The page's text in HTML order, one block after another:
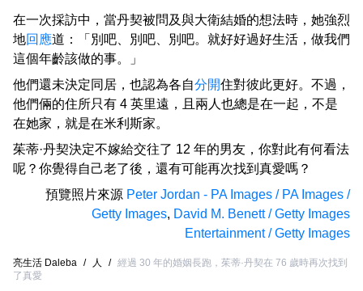
在一次採訪中，當丹契被問及與大衛結婚的想法時，她強烈
地回應道：「別吧、別吧、別吧。就好好過好生活，做我們
這個年齡該做的事。」
他們還未決定同居，也認為各自分開住對彼此更好。不過，
他們倆的住所只有 4 英里遠，且兩人也總是在一起，不是
在她家，就是在米利斯家。
茱蒂·丹契決定不嫁給交往了 12 年的男友，你對此有何看法
呢？你覺得自己老了後，還有可能再次找到真愛嗎？
預覽照片來源 Peter Jordan - PA Images / PA Images /
Getty Images, David M. Benett / Getty Images
Entertainment / Getty Images
亮生活 Daleba / 人 / 經過 30 年的婚姻長跑，茱蒂·丹契在 76 歲時再次找到
了真愛